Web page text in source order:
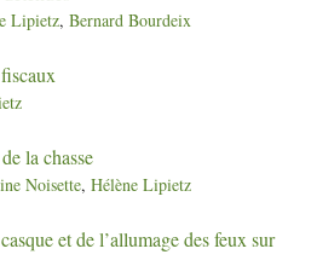
Lipietz, Bernard Bourdeix
la chasse
Noisette, Hélène Lipietz
et de l’allumage des feux sur